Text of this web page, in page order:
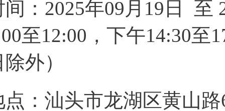
间：2025年09月19日 至
至12:00，下午14:30至
外）
点：汕头市龙湖区黄山